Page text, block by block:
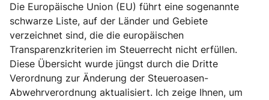
Die Europäische Union (EU) führt eine sogenannte
schwarze Liste, auf der Länder und Gebiete
verzeichnet sind, die die europäischen
Transparenzkriterien im Steuerrecht nicht erfüllen.
Diese Übersicht wurde jüngst durch die Dritte
Verordnung zur Änderung der Steueroasen-
Abwehrverordnung aktualisiert. Ich zeige Ihnen, um